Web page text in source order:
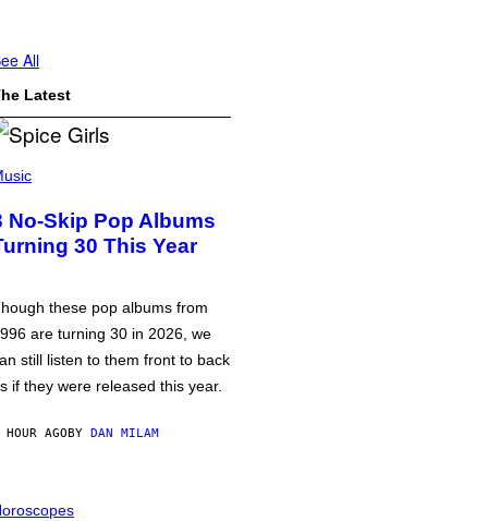
All
Latest
No-Skip Pop Albums
30 This Year
these pop albums from
are turning 30 in 2026, we
still listen to them front to back
if they were released this year.
HOUR AGOBY DAN MILAM